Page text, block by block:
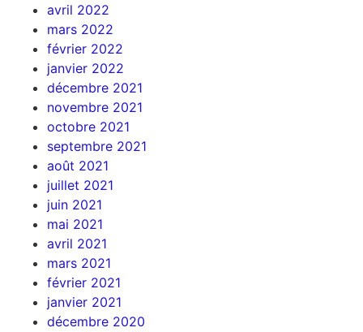
avril 2022
mars 2022
février 2022
janvier 2022
décembre 2021
novembre 2021
octobre 2021
septembre 2021
août 2021
juillet 2021
juin 2021
mai 2021
avril 2021
mars 2021
février 2021
janvier 2021
décembre 2020